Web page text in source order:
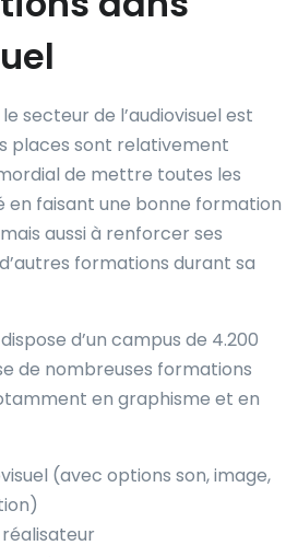
secteur de l’audiovisuel est
places sont relativement
de mettre toutes les
en faisant une bonne formation
aussi à renforcer ses
formations durant sa
d’un campus de 4.200
de nombreuses formations
en graphisme et en
(avec options son, image,